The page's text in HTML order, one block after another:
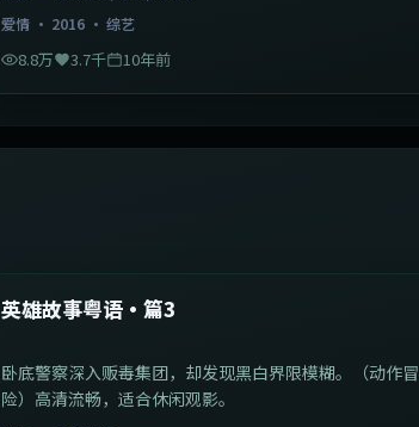
爱情 · 2016 ·综艺
8.8万 3.7千 10年前
热门
英雄故事粤语·篇3
卧底警察深入贩毒集团，却发现黑白界限模糊。（动作冒
险）高清流畅，适合休闲观影。